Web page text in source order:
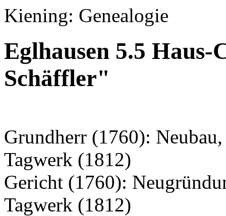
Kiening: Genealogie
Eglhausen 5.5
Schäffler"
Grundherr (1760):
Tagwerk (1812)
Gericht (1760):
Tagwerk (1812)